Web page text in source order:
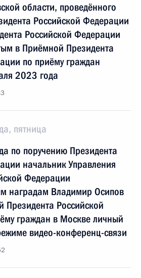
области, проведённого
Российской Федерации
Российской Федерации
в Приёмной Президента
по приёму граждан
2023 года
пятница
по поручению Президента
начальник Управления
Федерации
наградам Владимир Осипов
Президента Российской
граждан в Москве личный
видео-конференц-связи